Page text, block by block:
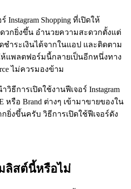
Instagram Shopping ที่เปิดให้
วกยิ่งขึ้น อำนวยความสะดวกตั้งแต่
ำระเงินได้จากในแอป และติดตาม
ห้แพลตฟอร์มนี้กลายเป็นอีกหนึ่งทาง
ไม่ควรมองข้าม
วิธีการเปิดใช้งานฟีเจอร์ Instagram
หรือ Brand ต่างๆ เข้ามาขายของใน
ยิ่งขึ้นครับ วิธีการเปิดใช้ฟีเจอร์ดัง
ลิสต์นี้หรือไม่